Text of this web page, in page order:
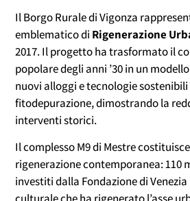
Il Borgo Rurale di Vigonza
emblematico di Rigenerazione
2017. Il progetto ha trasformato il
popolare degli anni ’30 in un
nuovi alloggi e tecnologie
fitodepurazione, dimostrando la
interventi storici.
Il complesso M9 di Mestre
rigenerazione contemporanea: 110
investiti dalla Fondazione di